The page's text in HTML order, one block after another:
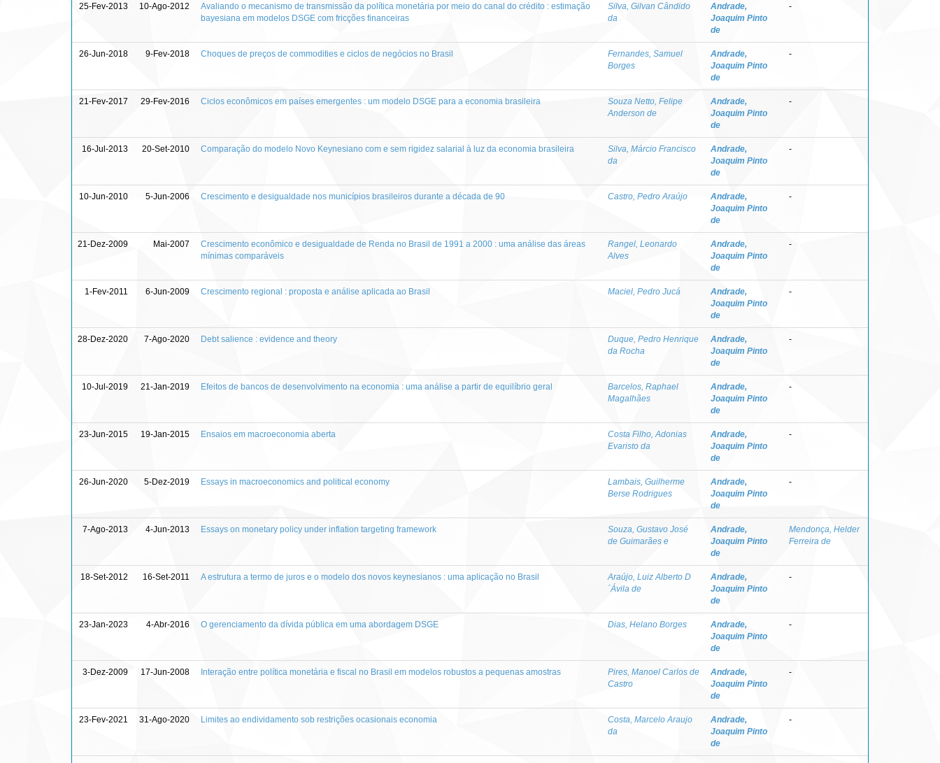
25-Fev-2013 10-Ago-2012
Avaliando o mecanismo de transmissão da política monetária por meio do canal do crédito : estimação
bayesiana em modelos DSGE com fricções financeiras
Silva, Gilvan Cândido
da
Andrade,
Joaquim Pinto
de
-
26-Jun-2018 9-Fev-2018 Choques de preços de commodities e ciclos de negócios no Brasil
Fernandes, Samuel
Borges
Andrade,
Joaquim Pinto
de
-
21-Fev-2017 29-Fev-2016 Ciclos econômicos em países emergentes : um modelo DSGE para a economia brasileira
Souza Netto, Felipe
Anderson de
Andrade,
Joaquim Pinto
de
-
16-Jul-2013 20-Set-2010 Comparação do modelo Novo Keynesiano com e sem rigidez salarial à luz da economia brasileira
Silva, Márcio Francisco
da
Andrade,
Joaquim Pinto
de
-
10-Jun-2010 5-Jun-2006 Crescimento e desigualdade nos municípios brasileiros durante a década de 90 Castro, Pedro Araújo
Andrade,
Joaquim Pinto
de
-
21-Dez-2009 Mai-2007
Crescimento econômico e desigualdade de Renda no Brasil de 1991 a 2000 : uma análise das áreas
mínimas comparáveis
Rangel, Leonardo
Alves
Andrade,
Joaquim Pinto
de
-
1-Fev-2011 6-Jun-2009 Crescimento regional : proposta e análise aplicada ao Brasil Maciel, Pedro Jucá
Andrade,
Joaquim Pinto
de
-
28-Dez-2020 7-Ago-2020 Debt salience : evidence and theory
Duque, Pedro Henrique
da Rocha
Andrade,
Joaquim Pinto
de
-
10-Jul-2019 21-Jan-2019 Efeitos de bancos de desenvolvimento na economia : uma análise a partir de equilíbrio geral
Barcelos, Raphael
Magalhães
Andrade,
Joaquim Pinto
de
-
23-Jun-2015 19-Jan-2015 Ensaios em macroeconomia aberta
Costa Filho, Adonias
Evaristo da
Andrade,
Joaquim Pinto
de
-
26-Jun-2020 5-Dez-2019 Essays in macroeconomics and political economy
Lambais, Guilherme
Berse Rodrigues
Andrade,
Joaquim Pinto
de
-
7-Ago-2013 4-Jun-2013 Essays on monetary policy under inflation targeting framework
Souza, Gustavo José
de Guimarães e
Andrade,
Joaquim Pinto
de
Mendonça, Helder
Ferreira de
18-Set-2012 16-Set-2011 A estrutura a termo de juros e o modelo dos novos keynesianos : uma aplicação no Brasil
Araújo, Luiz Alberto D
´Ávila de
Andrade,
Joaquim Pinto
de
-
23-Jan-2023 4-Abr-2016 O gerenciamento da dívida pública em uma abordagem DSGE Dias, Helano Borges
Andrade,
Joaquim Pinto
de
-
3-Dez-2009 17-Jun-2008 Interação entre política monetária e fiscal no Brasil em modelos robustos a pequenas amostras
Pires, Manoel Carlos de
Castro
Andrade,
Joaquim Pinto
de
-
23-Fev-2021 31-Ago-2020 Limites ao endividamento sob restrições ocasionais economia
Costa, Marcelo Araujo
da
Andrade,
Joaquim Pinto
de
-